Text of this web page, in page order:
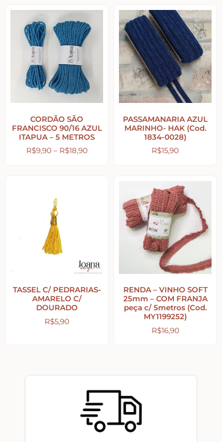
Religiosos – Zen – Gratidão
Amor – Love – Coração
Farmácia – medicamentos – remédios
Bonecas Tildas
Apliques em Geral
Viagem – Relógios – Engrenagens – Cinema
Peças Diversas em MDF formatos especiais
Aviamentos
Decortela
Rendas – Passamanarias – Fitas
Cordões São Francisco – Cordas
CORDÃO SÃO
FRANCISCO 90/16 AZUL
ITAPUA – 5 METROS
R$9,90 – R$18,90
PASSAMANARIA AZUL
MARINHO- HAK (Cod.
1834-0028)
R$15,90
TASSEL C/ PEDRARIAS-
AMARELO C/
DOURADO
R$5,90
RENDA – VINHO SOFT
25mm – COM FRANJA
peça c/ 5metros (Cod.
MY1199252)
R$16,90